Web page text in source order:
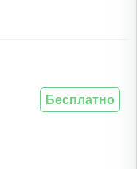
Бесплатно